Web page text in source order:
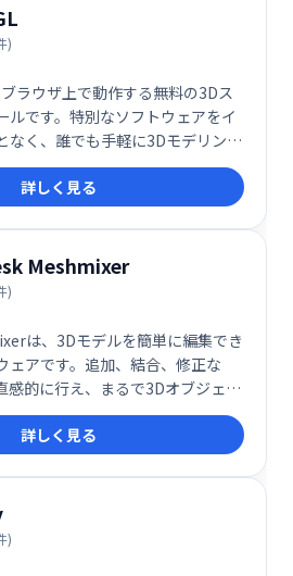
)
ラウザ上で動作する無料の3Dス
ルです。特別なソフトウェアをイ
なく、誰でも手軽に3Dモデリング
ます。直感的な操作性で、初心者
用できます。
詳しく見る
Meshmixer
)
は、3Dモデルを簡単に編集でき
ェアです。追加、結合、修正な
感的に行え、まるで3Dオブジェク
アーミーナイフ」と言えるでしょ
で、初心者でも容易に3Dモデル
詳しく見る
)